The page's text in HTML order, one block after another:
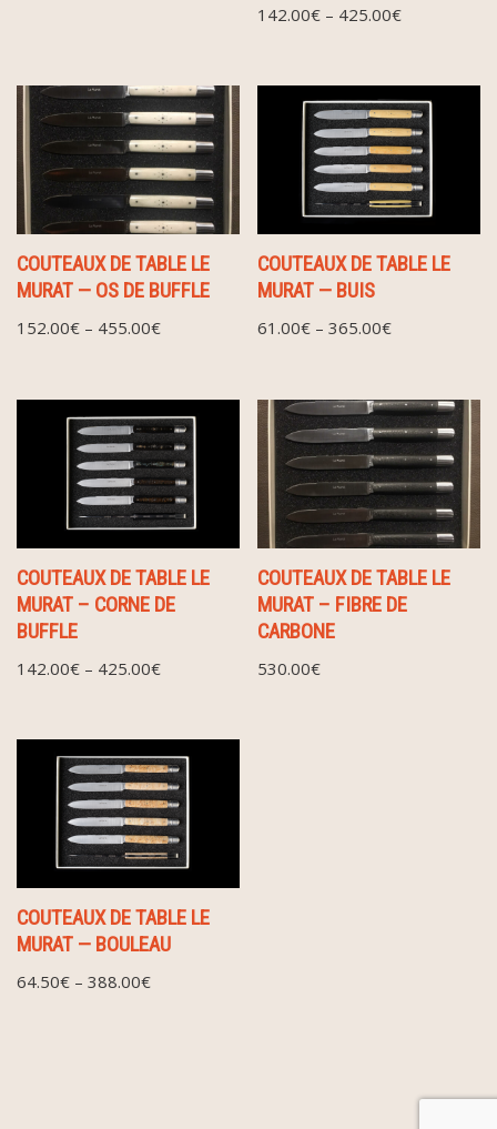
142.00€ – 425.00€
COUTEAUX DE TABLE LE
MURAT — OS DE BUFFLE
152.00€ – 455.00€
COUTEAUX DE TABLE LE
MURAT — BUIS
61.00€ –365.00€
COUTEAUX DE TABLE LE
MURAT – CORNE DE
BUFFLE
142.00€ – 425.00€
COUTEAUX DE TABLE LE
MURAT – FIBRE DE
CARBONE
530.00€
COUTEAUX DE TABLE LE
MURAT — BOULEAU
64.50€ – 388.00€